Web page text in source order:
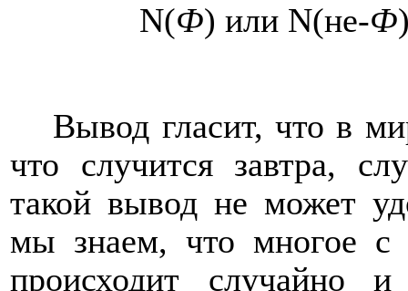
N(Ф) или N(не-Ф
Вывод гласит, что в
что случится завтра,
такой вывод не может
мы знаем, что многое с
происходит случайно